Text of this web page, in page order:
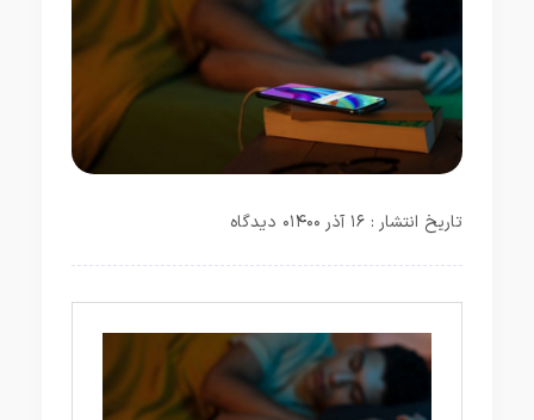
تاریخ انتشار : ۱۶ آذر ۱۴۰۰ ۰ دیدگاه